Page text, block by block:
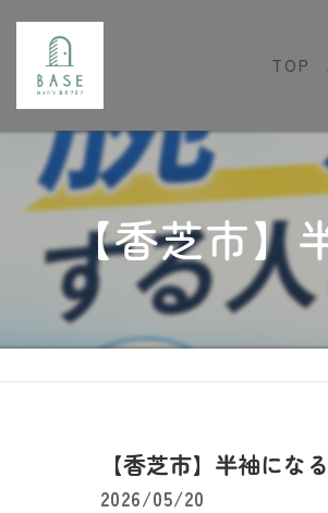
TOP
【香芝市】
【香芝市】半袖にな
2026/05/20